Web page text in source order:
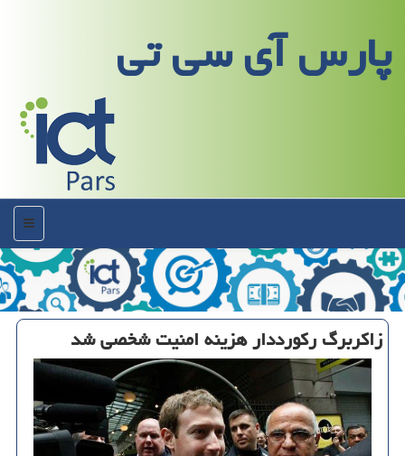
پارس آی سی تی
منو
زاكربرگ ركورددار هزینه امنیت شخصی شد